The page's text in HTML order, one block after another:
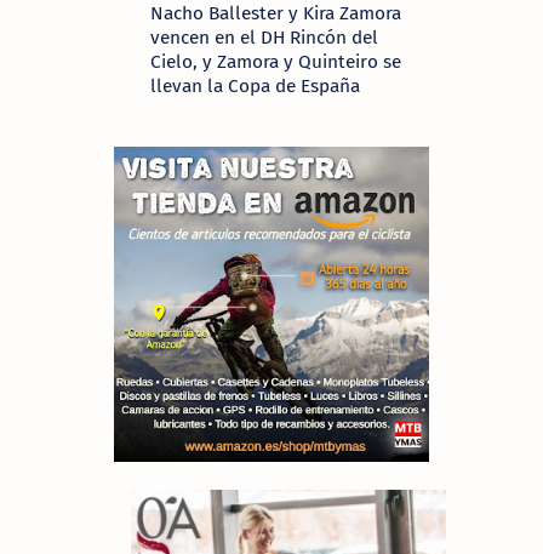
Nacho Ballester y Kira Zamora
vencen en el DH Rincón del
Cielo, y Zamora y Quinteiro se
llevan la Copa de España